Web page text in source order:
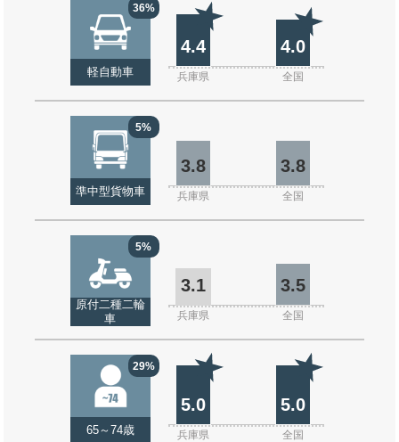
36%
軽自動車
4.4 4.0
兵庫県 全国
5%
準中型貨物車
3.8 3.8
兵庫県 全国
5%
原付二種二輪
車
3.1 3.5
兵庫県 全国
29%
65～74歳
5.0 5.0
兵庫県 全国